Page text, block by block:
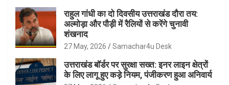
राहुल गांधी का दो दिवसीय उत्तराखंड दौरा तय:
अल्मोड़ा और पौड़ी में रैलियों से करेंगे चुनावी
शंखनाद
27 May, 2026 Samachar4u Desk
उत्तराखंड बॉर्डर पर सुरक्षा सख्त: इनर लाइन क्षेत्रों
के लिए लागू हुए कड़े नियम, पंजीकरण हुआ अनिवार्य